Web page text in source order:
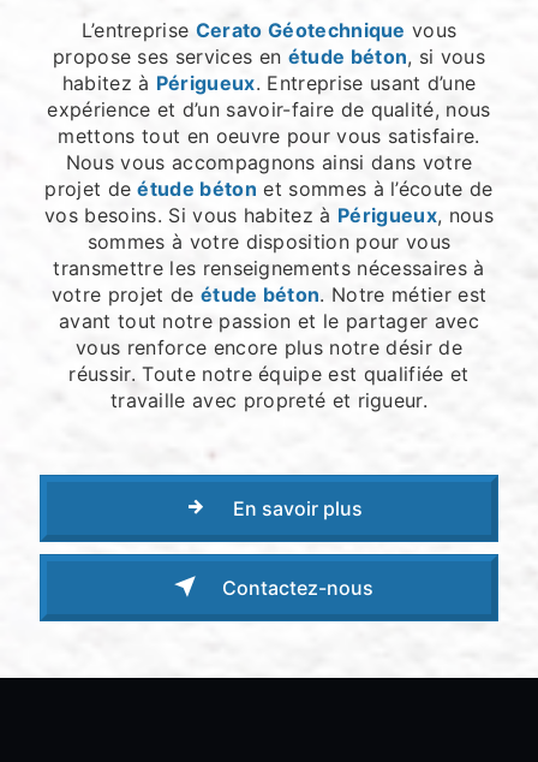
L’entreprise Cerato Géotechnique vous
propose ses services en étude béton, si vous
habitez à Périgueux. Entreprise usant d’une
expérience et d’un savoir-faire de qualité, nous
mettons tout en oeuvre pour vous satisfaire.
Nous vous accompagnons ainsi dans votre
projet deétude béton et sommes à l’écoute de
vos besoins. Si vous habitez à Périgueux, nous
sommes à votre disposition pour vous
transmettre les renseignements nécessaires à
votre projet de étude béton. Notre métier est
avant tout notre passion et le partager avec
vous renforce encore plus notre désir de
réussir. Toute notre équipe est qualifiée et
travaille avec propreté et rigueur.
En savoir plus
Contactez-nous